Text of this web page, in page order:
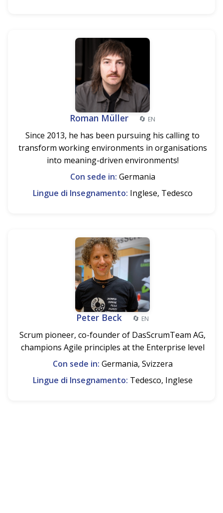
Roman Müller 🔄 EN
Since 2013, he has been pursuing his calling to
transform working environments in organisations
into meaning-driven environments!
Con sede in: Germania
Lingue di Insegnamento: Inglese, Tedesco
Peter Beck 🔄 EN
Scrum pioneer, co-founder of DasScrumTeam AG,
champions Agile principles at the Enterprise level
Con sede in: Germania, Svizzera
Lingue di Insegnamento: Tedesco, Inglese